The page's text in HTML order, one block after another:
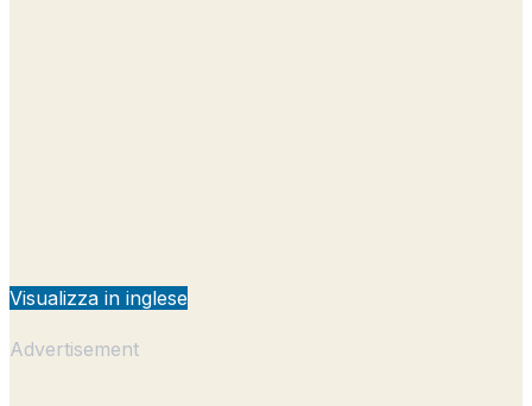
Visualizza in inglese
Advertisement